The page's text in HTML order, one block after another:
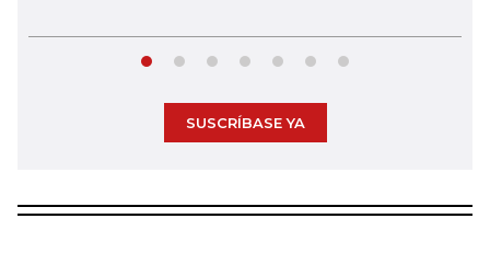
SUSCRÍBASE YA